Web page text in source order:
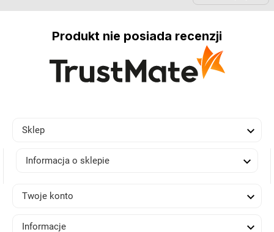
Produkt nie posiada recenzji
Sklep 
Informacja o sklepie 
Twoje konto 
Informacje 